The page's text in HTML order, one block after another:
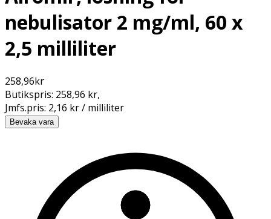
nebulisator 2 mg/ml, 60 x
2,5 milliliter
258,96kr
Butikspris: 258,96 kr,
Jmfs.pris: 2,16 kr / milliliter
Bevaka vara